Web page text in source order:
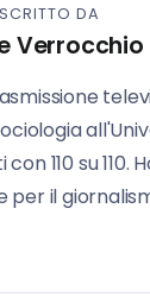
SCRITTO DA
Verrocchio
110 su 110.
per il